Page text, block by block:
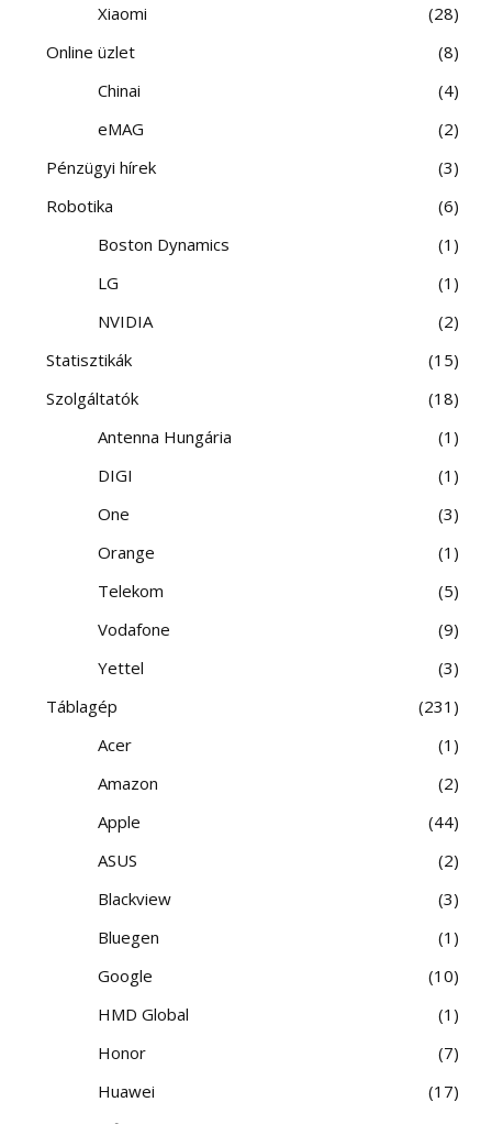
Xiaomi
28
Online üzlet
8
Chinai
4
eMAG
2
Pénzügyi hírek
3
Robotika
6
Boston Dynamics
1
LG
1
NVIDIA
2
Statisztikák
15
Szolgáltatók
18
Antenna Hungária
1
DIGI
1
One
3
Orange
1
Telekom
5
Vodafone
9
Yettel
3
Táblagép
231
Acer
1
Amazon
2
Apple
44
ASUS
2
Blackview
3
Bluegen
1
Google
10
HMD Global
1
Honor
7
Huawei
17